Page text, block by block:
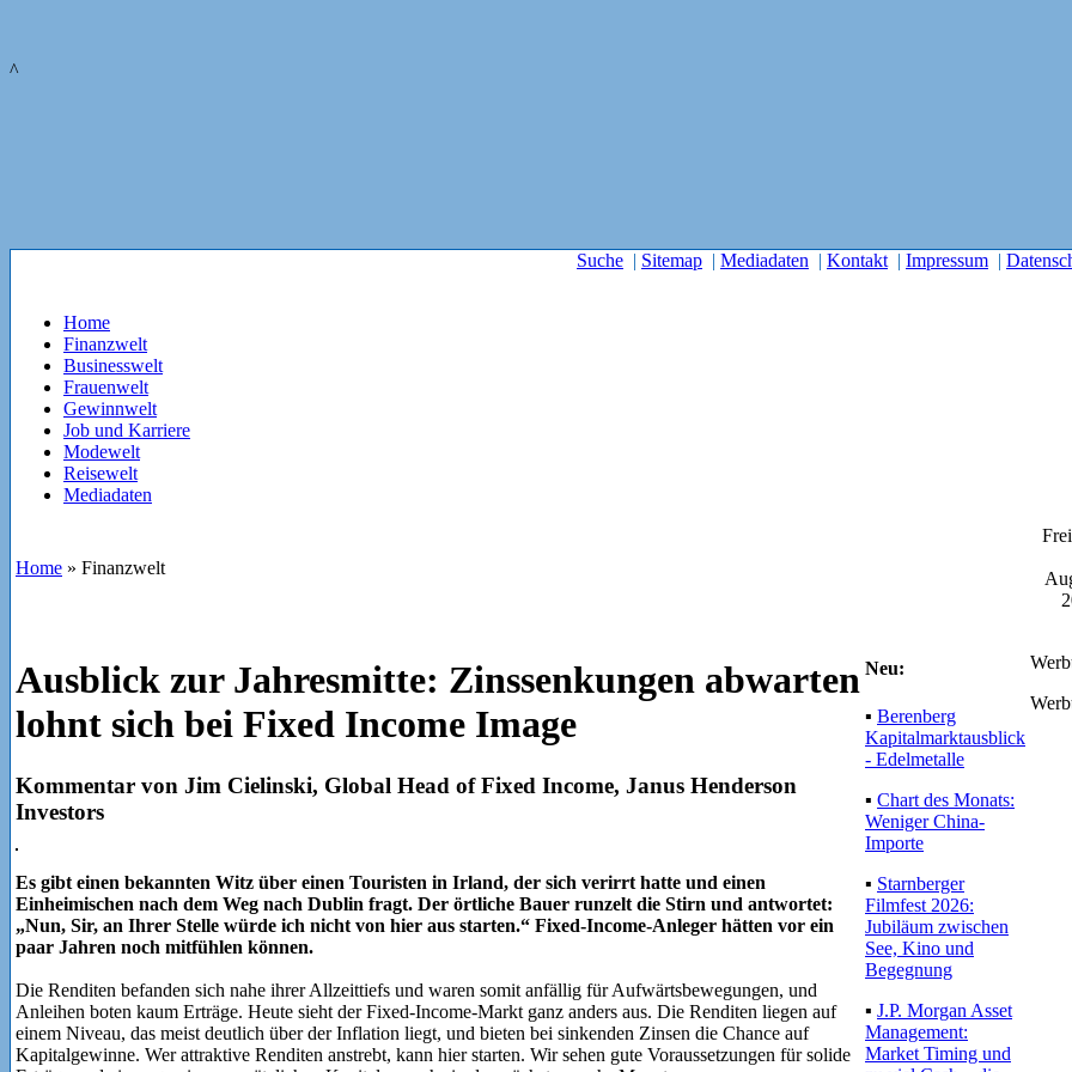
^
Suche | Sitemap | Mediadaten | Kontakt | Impressum |
Home
Finanzwelt
Businesswelt
Frauenwelt
Gewinnwelt
Job und Karriere
Modewelt
Reisewelt
Mediadaten
Home » Finanzwelt
Ausblick zur Jahresmitte: Zinssenkungen abwarten
lohnt sich bei Fixed Income Image
Kommentar von Jim Cielinski, Global Head of Fixed Income, Janus Henderson
Investors
Es gibt einen bekannten Witz über einen Touristen in Irland, der sich verirrt hatte und einen
Einheimischen nach dem Weg nach Dublin fragt. Der örtliche Bauer runzelt die Stirn und antwortet:
„Nun, Sir, an Ihrer Stelle würde ich nicht von hier aus starten.“ Fixed-Income-Anleger hätten vor ein
paar Jahren noch mitfühlen können.
Die Renditen befanden sich nahe ihrer Allzeittiefs und waren somit anfällig für Aufwärtsbewegungen, und
Anleihen boten kaum Erträge. Heute sieht der Fixed-Income-Markt ganz anders aus. Die Renditen liegen auf
einem Niveau, das meist deutlich über der Inflation liegt, und bieten bei sinkenden Zinsen die Chance auf
Kapitalgewinne. Wer attraktive Renditen anstrebt, kann hier starten. Wir sehen gute Voraussetzungen für solide
Neu:
▪ Berenberg
Kapitalmarktausblick
- Edelmetalle
▪ Chart des Monats:
Weniger China-
Importe
▪ Starnberger
Filmfest 2026:
Jubiläum zwischen
See, Kino und
Begegnung
▪ J.P. Morgan Asset
Management:
Market Timing und